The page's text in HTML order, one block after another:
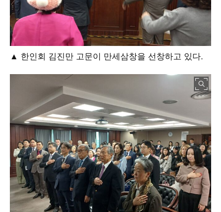
▲ 한인회 김진만 고문이 만세삼창을 선창하고 있다.